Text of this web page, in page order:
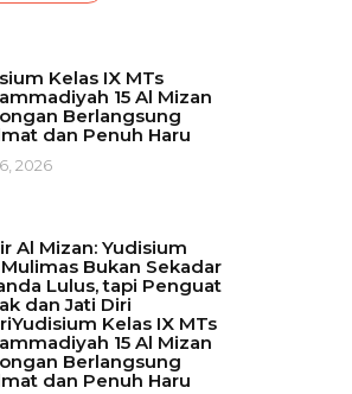
Kelas IX MTs
15 Al Mizan
Berlangsung
dan Penuh Haru
2026
Al Mizan: Yudisium
Bukan Sekadar
Lulus, tapi Penguat
dan Jati Diri
Kelas IX MTs
15 Al Mizan
Berlangsung
dan Penuh Haru